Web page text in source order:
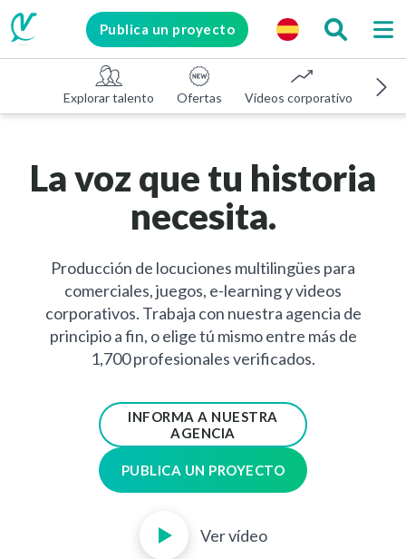
Publica un proyecto
Explorar talento Ofertas Vídeos corporativos E-
La voz que tu historia
necesita.
Producción de locuciones multilingües para
comerciales, juegos, e-learning y videos
corporativos. Trabaja con nuestra agencia de
principio a fin, o elige tú mismo entre más de
1,700 profesionales verificados.
INFORMA A NUESTRA
AGENCIA
PUBLICA UN PROYECTO
Ver vídeo